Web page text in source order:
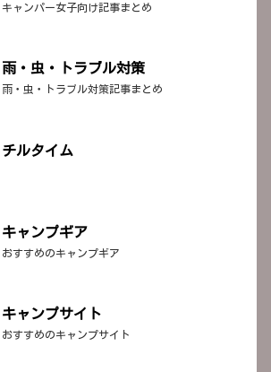
キャンパー女子向け記事まとめ
雨・虫・トラブル対策
雨・虫・トラブル対策記事まとめ
チルタイム
キャンプギア
おすすめのキャンプギア
キャンプサイト
おすすめのキャンプサイト